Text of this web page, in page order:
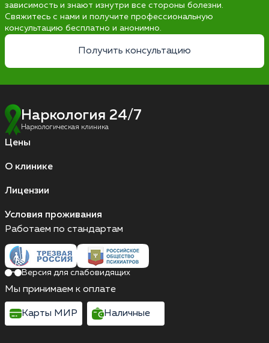
зависимость и знают изнутри все стороны болезни.
Свяжитесь с нами и получите профессиональную
консультацию бесплатно и анонимно.
Получить консультацию
Наркология 24/7
Наркологическая клиника
Цены
О клинике
Лицензии
Условия проживания
Работаем по стандартам
Версия для слабовидящих
Мы принимаем к оплате
Карты МИР Наличные